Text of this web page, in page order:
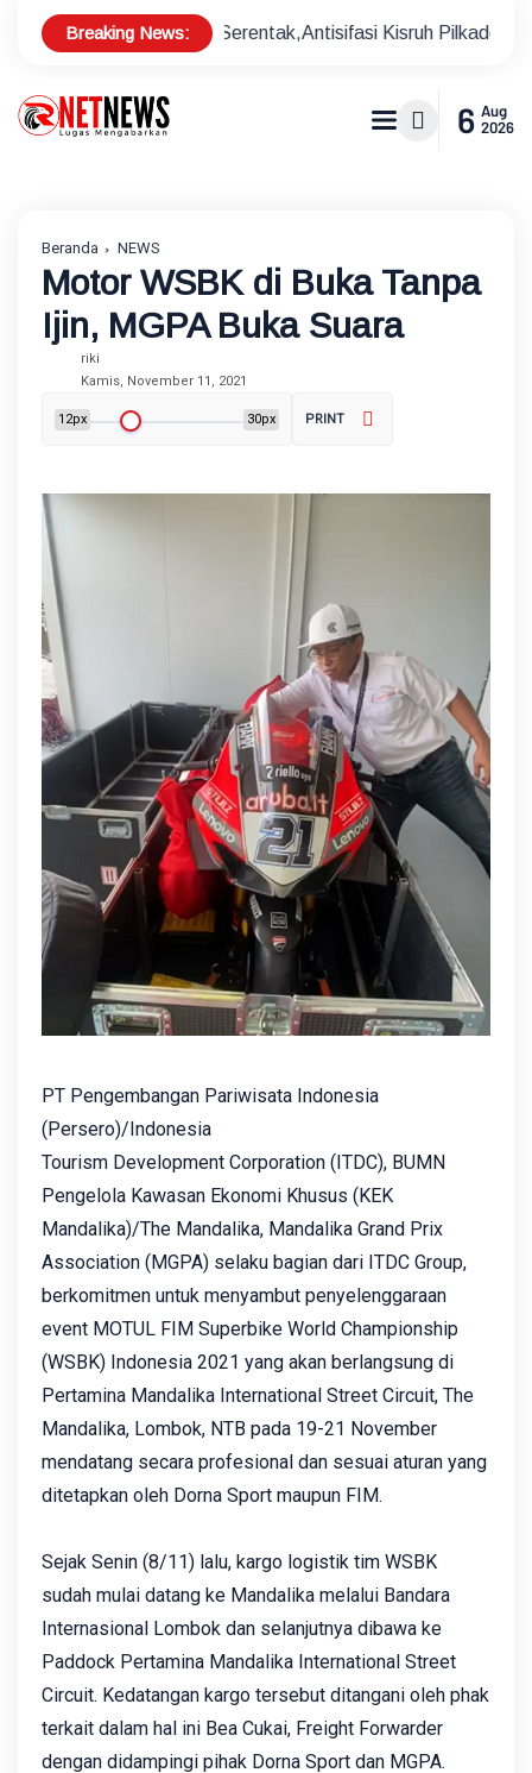
Breaking News:
Serentak,Antisifasi Kisruh Pilkades Sekda Lotim
6 Aug
2026
Beranda NEWS
Motor WSBK di Buka Tanpa
Ijin, MGPA Buka Suara
riki
Kamis, November 11, 2021
12px 30px PRINT
PT Pengembangan Pariwisata Indonesia
(Persero)/Indonesia
Tourism Development Corporation (ITDC), BUMN
Pengelola Kawasan Ekonomi Khusus (KEK
Mandalika)/The Mandalika, Mandalika Grand Prix
Association (MGPA) selaku bagian dari ITDC Group,
berkomitmen untuk menyambut penyelenggaraan
event MOTUL FIM Superbike World Championship
(WSBK) Indonesia 2021 yang akan berlangsung di
Pertamina Mandalika International Street Circuit, The
Mandalika, Lombok, NTB pada 19-21 November
mendatang secara profesional dan sesuai aturan yang
ditetapkan oleh Dorna Sport maupun FIM.
Sejak Senin (8/11) lalu, kargo logistik tim WSBK
sudah mulai datang ke Mandalika melalui Bandara
Internasional Lombok dan selanjutnya dibawa ke
Paddock Pertamina Mandalika International Street
Circuit. Kedatangan kargo tersebut ditangani oleh phak
terkait dalam hal ini Bea Cukai, Freight Forwarder
dengan didampingi pihak Dorna Sport dan MGPA.